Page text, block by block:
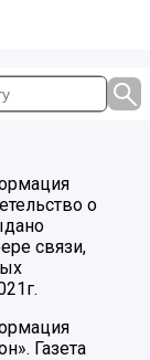
о
связи,
Газета